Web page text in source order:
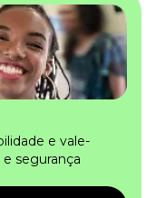
e vale-
segurança